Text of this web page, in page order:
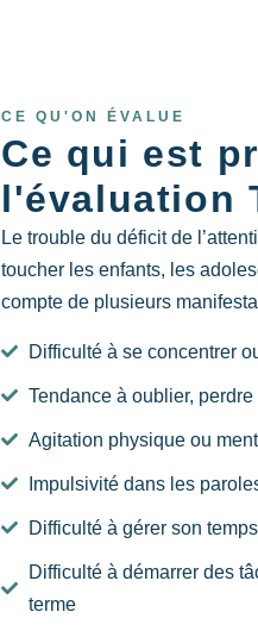
CE QU'ON ÉVALUE
Ce qui est
l'évaluation
Le trouble du déficit de
toucher les enfants, les
compte de plusieurs
Difficulté à se concentrer
Tendance à oublier,
Agitation physique ou
Impulsivité dans les
Difficulté à gérer son
Difficulté à démarrer des
terme